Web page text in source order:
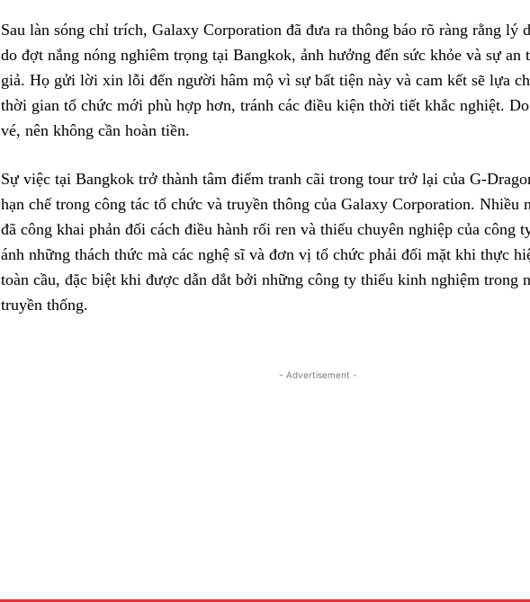
Sau làn sóng chỉ trích, Galaxy Corporation đã đưa ra thông báo rõ ràng rằng lý
do đợt nắng nóng nghiêm trọng tại Bangkok, ảnh hưởng đến sức khỏe và sự an
giả. Họ gửi lời xin lỗi đến người hâm mộ vì sự bất tiện này và cam kết sẽ lựa
thời gian tổ chức mới phù hợp hơn, tránh các điều kiện thời tiết khắc nghiệt.
vé, nên không cần hoàn tiền.
Sự việc tại Bangkok trở thành tâm điểm tranh cãi trong tour trở lại của G-
hạn chế trong công tác tổ chức và truyền thông của Galaxy Corporation. Nhiều
đã công khai phản đối cách điều hành rối ren và thiếu chuyên nghiệp của công
ánh những thách thức mà các nghệ sĩ và đơn vị tổ chức phải đối mặt khi thực
toàn cầu, đặc biệt khi được dẫn dắt bởi những công ty thiếu kinh nghiệm trong
truyền thống.
- Advertisement -